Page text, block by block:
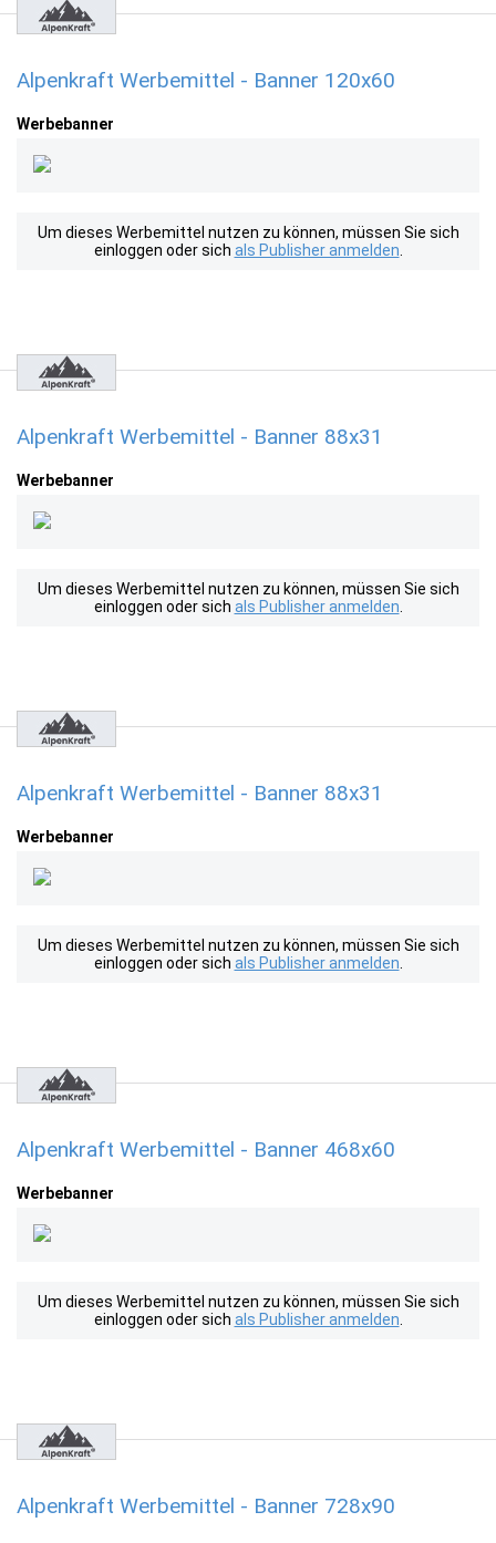
Alpenkraft Werbemittel - Banner 120x60
Werbebanner
Um dieses Werbemittel nutzen zu können, müssen Sie sich
einloggen oder sich als Publisher anmelden
Alpenkraft Werbemittel - Banner 88x31
Werbebanner
Um dieses Werbemittel nutzen zu können, müssen Sie sich
einloggen oder sich als Publisher anmelden
Alpenkraft Werbemittel - Banner 88x31
Werbebanner
Um dieses Werbemittel nutzen zu können, müssen Sie sich
einloggen oder sich als Publisher anmelden
Alpenkraft Werbemittel - Banner 468x60
Werbebanner
Um dieses Werbemittel nutzen zu können, müssen Sie sich
einloggen oder sich als Publisher anmelden
Alpenkraft Werbemittel - Banner 728x90